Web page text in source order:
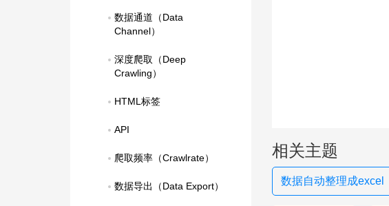
数据通道（Data
Channel）
深度爬取（Deep
Crawling）
HTML标签
API
爬取频率（Crawlrate）
数据导出（Data Export）
相关主题
数据自动整理成excel